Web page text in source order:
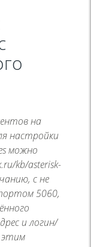
на
настройки
можно
kb/asterisk-
с не
5060,
и логин/
этим